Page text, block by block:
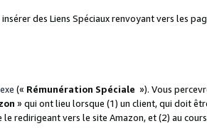
des Liens Spéciaux renvoyant vers les
(« Rémunération Spéciale »). Vous
» qui ont lieu lorsque (1) un client, qui doit
redirigeant vers le site Amazon, et (2) au